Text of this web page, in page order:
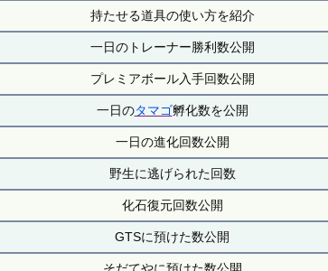
持たせる道具の使い方を紹介
一日のトレーナー勝利数公開
プレミアボール入手回数公開
一日のタマゴ孵化数を公開
一日の進化回数公開
野生に逃げられた回数
化石復元回数公開
GTSに預けた数公開